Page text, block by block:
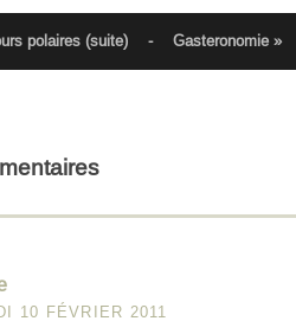
polaires (suite) - Gasteronomie »
10 FÉVRIER 2011